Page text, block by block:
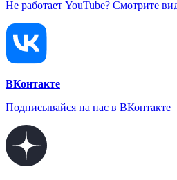
Не работает YouTube? Смотрите
ВКонтакте
Подписывайся на нас в ВКонтакте